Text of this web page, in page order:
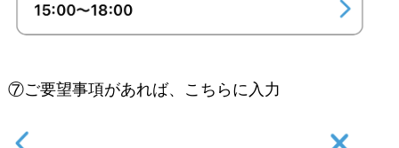
⑦ご要望事項があれば、こちらに入力